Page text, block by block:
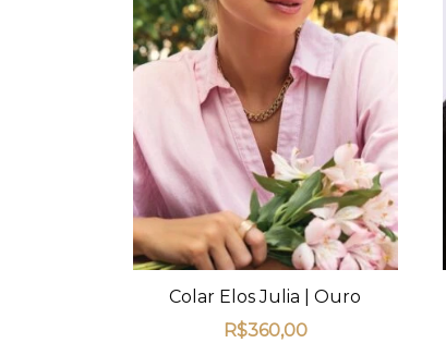
Colar Elos Julia | Ouro
R$360,00